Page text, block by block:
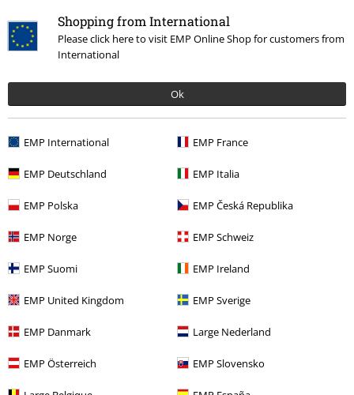
Shopping from International
Please click here to visit EMP Online Shop for customers from
International
Ok
EMP International EMP France
EMP Deutschland EMP Italia
EMP Polska EMP Česká Republika
EMP Norge EMP Schweiz
EMP Suomi EMP Ireland
EMP United Kingdom EMP Sverige
EMP Danmark Large Nederland
EMP Österreich EMP Slovensko
Będziemy dostępni ponownie: Poniedziałek od 09:00 do 17:00.
informacji
Obsługa Klienta
FAQ
Polityka Zwrotów
Zwróć artykuł
Ogólne informacje o rozmiarach
Opuść Backstage Club
Metody płatności